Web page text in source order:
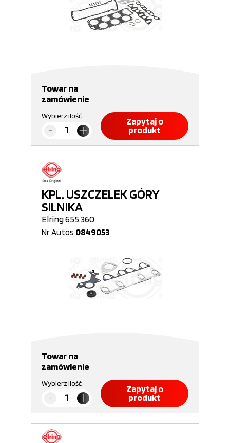
Towar na
zamówienie
Wybierz ilość
Zapytaj o
produkt
KPL. USZCZELEK GÓRY
SILNIKA
Elring 655.360
Nr Autos 0849053
Towar na
zamówienie
Wybierz ilość
Zapytaj o
produkt